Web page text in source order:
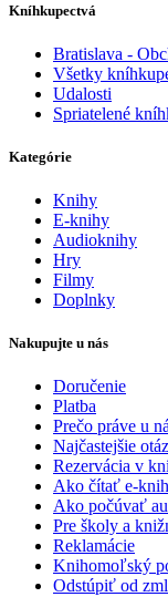
Kníhkupectvá
Bratislava -
Všetky
Udalosti
Spriatelené
Kategórie
Knihy
E-knihy
Audioknihy
Hry
Filmy
Doplnky
Nakupujte u nás
Doručenie
Platba
Prečo práve u
Najčastejšie
Rezervácia v
Ako čítať e-
Ako počúvať
Pre školy a
Reklamácie
Knihomoľský
Odstúpiť od